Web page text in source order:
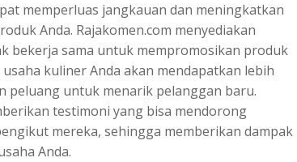
memperluas jangkauan dan meningkatkan
Anda. Rajakomen.com menyediakan
bekerja sama untuk mempromosikan produk
kuliner Anda akan mendapatkan lebih
peluang untuk menarik pelanggan baru.
testimoni yang bisa mendorong
mereka, sehingga memberikan dampak
Anda.